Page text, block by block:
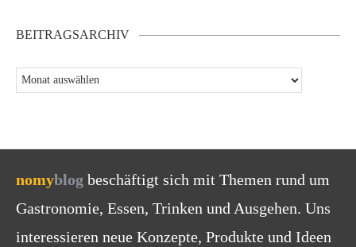
BEITRAGSARCHIV
nomyblog beschäftigt sich mit Themen rund um
Gastronomie, Essen, Trinken und Ausgehen. Uns
interessieren neue Konzepte, Produkte und Ideen